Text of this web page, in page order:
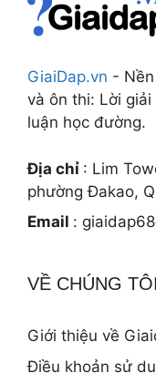
GiaiDap.vn -
và ôn thi: Lời
luận học đường.
Địa chỉ : Lim
phường Đakao,
Email :
VỀ CHÚNG TÔI
Giới thiệu về
Điều khoản sử